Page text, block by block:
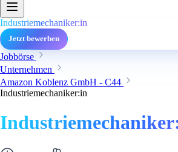
Industriemechaniker:in
Jetzt bewerben
Jobbörse
Unternehmen
Amazon Koblenz GmbH - C44
Industriemechaniker:in